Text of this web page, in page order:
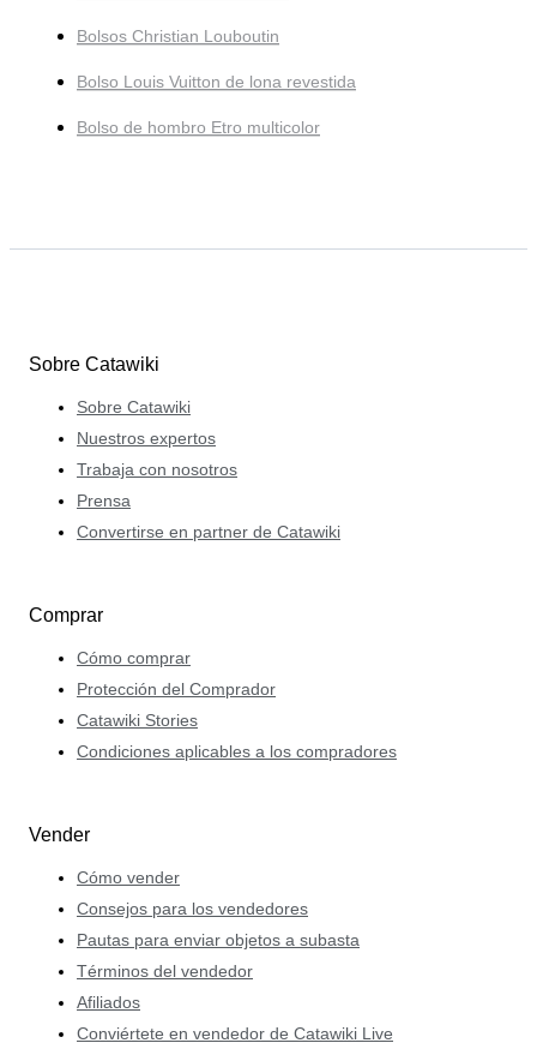
Bolsos Christian Louboutin
Bolso Louis Vuitton de lona revestida
Bolso de hombro Etro multicolor
Sobre Catawiki
Sobre Catawiki
Nuestros expertos
Trabaja con nosotros
Prensa
Convertirse en partner de Catawiki
Comprar
Cómo comprar
Protección del Comprador
Catawiki Stories
Condiciones aplicables a los compradores
Vender
Cómo vender
Consejos para los vendedores
Pautas para enviar objetos a subasta
Términos del vendedor
Afiliados
Conviértete en vendedor de Catawiki Live